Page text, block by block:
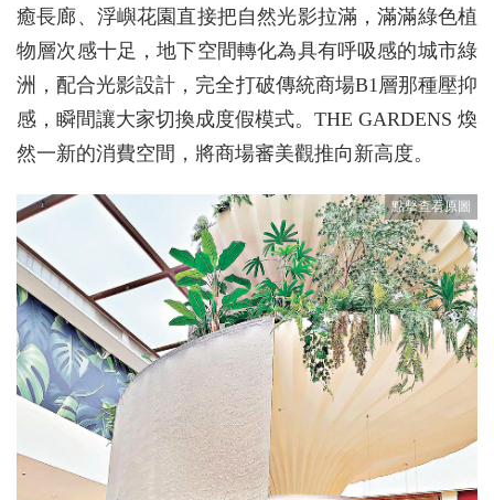
癒長廊、浮嶼花園直接把自然光影拉滿，滿滿綠色植
物層次感十足，地下空間轉化為具有呼吸感的城市綠
洲，配合光影設計，完全打破傳統商場B1層那種壓抑
感，瞬間讓大家切換成度假模式。THE GARDENS 煥
然一新的消費空間，將商場審美觀推向新高度。